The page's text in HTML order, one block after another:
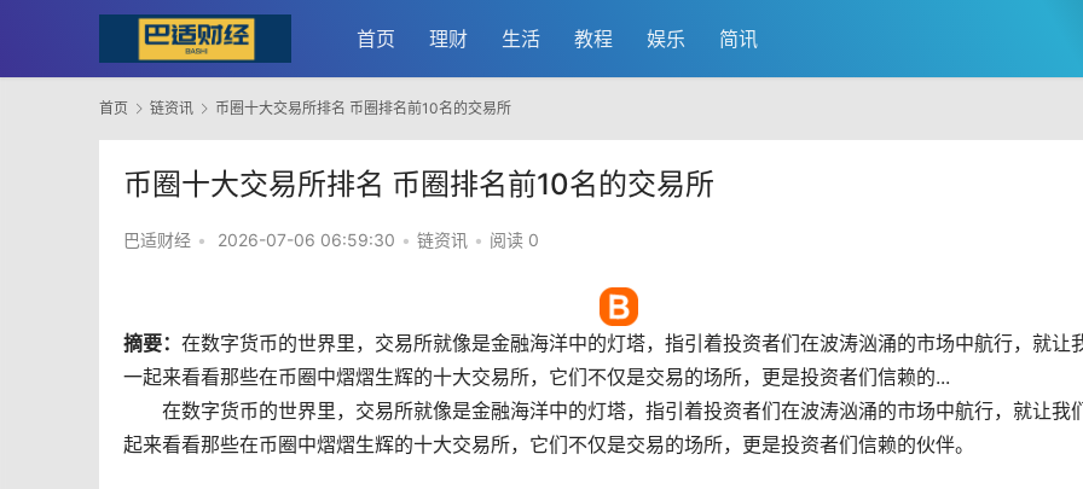
首页 理财 生活 教程 娱乐 简讯
首页 链资讯 币圈十大交易所排名 币圈排名前10名的交易所
币圈十大交易所排名 币圈排名前10名的交易所
巴适财经 • 2026-07-06 06:59:30 • 链资讯 • 阅读 0
摘要： 在数字货币的世界里， 交易所就像是金融海洋中的灯塔，指引着投资者们在波涛汹涌的市场中航行，就让
一起来看看那些在币圈中熠熠生辉的十大交易所，它们不仅是交易的场所，更是投资者们信赖的...
在数字货币的世界里，交易所就像是金融海洋中的灯塔，指引着投资者们在波涛汹涌的市场中航行，就让我
起来看看那些在币圈中熠熠生辉的十大交易所，它们不仅是交易的场所，更是投资者们信赖的伙伴。